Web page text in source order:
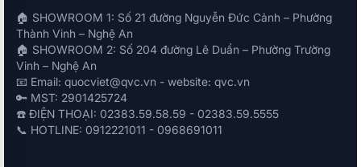
🏠 SHOWROOM 1: Số 21 đường Nguyễn Đức Cảnh – Phường
Thành Vinh – Nghệ An
🏠 SHOWROOM 2: Số 204 đường Lê Duẩn – Phường Trường
Vinh – Nghệ An
📧 Email: quocviet@qvc.vn - website: qvc.vn
🔑 MST: 2901425724
☎️ ĐIỆN THOẠI: 02383.59.58.59 - 02383.59.5555
📞 HOTLINE: 0912221011 - 0968691011